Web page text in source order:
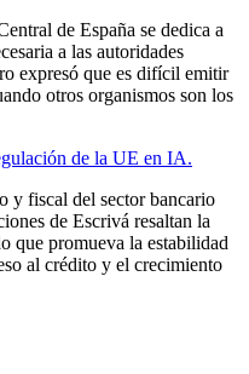
de España se dedica a
a las autoridades
expresó que es difícil emitir
otros organismos son los
de la UE en IA.
y fiscal del sector bancario
de Escrivá resaltan la
que promueva la estabilidad
al crédito y el crecimiento